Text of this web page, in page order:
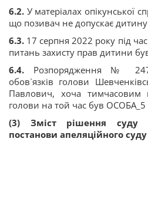
6.2. У матеріалах опікунської
що позивач не допускає
6.3. 17 серпня 2022 року під час
питань захисту прав дитини
6.4. Розпорядження №
обов`язків голови
Павлович, хоча тимчасовим
голови на той час був ОСОБА_5
(3) Зміст рішення суду
постанови апеляційного суду